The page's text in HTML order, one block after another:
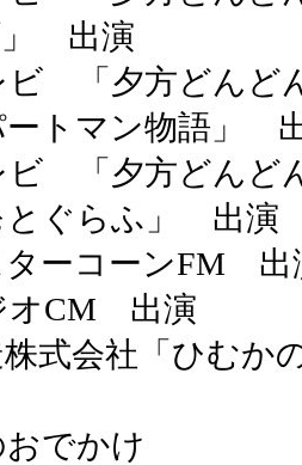
」 出演
ビ 「夕方どん
ートマン物語」
ビ 「夕方どん
とぐらふ」 出演
ーコーンFM 出
オCM 出演
式会社「ひむか
でかけ